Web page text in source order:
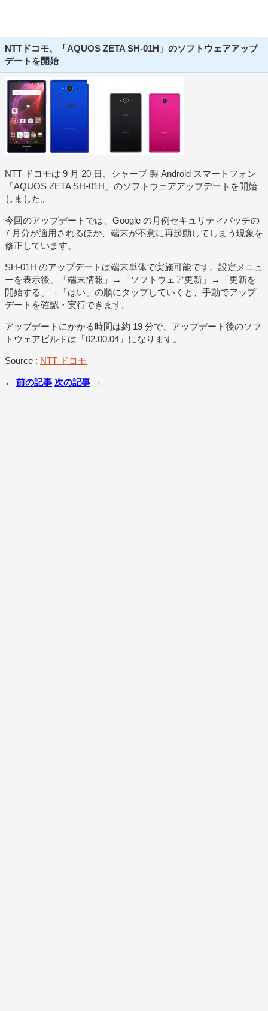
NTTドコモ、「AQUOS ZETA SH-01H」のソフトウェアアップ
デートを開始
NTT ドコモは 9 月 20 日、シャープ 製 Android スマートフォン
「AQUOS ZETA SH-01H」のソフトウェアアップデートを開始
しました。
今回のアップデートでは、Google の月例セキュリティパッチの
7 月分が適用されるほか、端末が不意に再起動してしまう現象を
修正しています。
SH-01H のアップデートは端末単体で実施可能です。設定メニュ
ーを表示後、「端末情報」→「ソフトウェア更新」→「更新を
開始する」→「はい」の順にタップしていくと、手動でアップ
デートを確認・実行できます。
アップデートにかかる時間は約 19 分で、アップデート後のソフ
トウェアビルドは「02.00.04」になります。
Source : NTT ドコモ
← 前の記事 次の記事 →